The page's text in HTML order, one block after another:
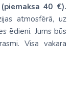
(piemaksa 40 €).
atmosfērā, uz
ēdieni. Jums būs
Visa vakara